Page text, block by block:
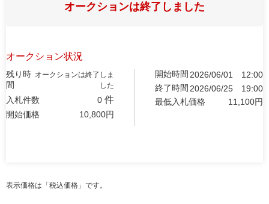
オークションは終了しました
オークション状況
残り時
間
オークションは終了しま
した
入札件数 0 件
開始価格 10,800円
開始時間 2026/06/01
12:00
終了時間 2026/06/25
19:00
最低入札価格
11,100円
表示価格は「税込価格」です。